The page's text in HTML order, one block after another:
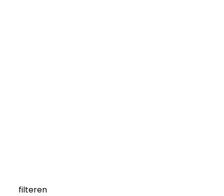
filteren